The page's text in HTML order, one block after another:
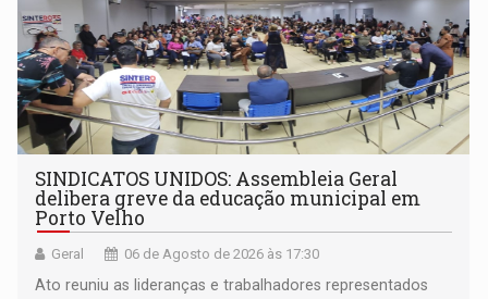
SINDICATOS UNIDOS: Assembleia Geral
delibera greve da educação municipal em
Porto Velho
Geral 06 de Agosto de 2026 às 17:30
Ato reuniu as lideranças e trabalhadores representados